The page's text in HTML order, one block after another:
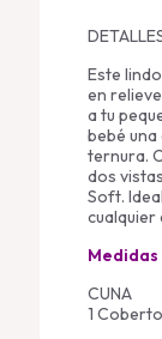
Este
en
a tu
bebé
ternura.
dos
Soft.
cualquier
CUNA
1